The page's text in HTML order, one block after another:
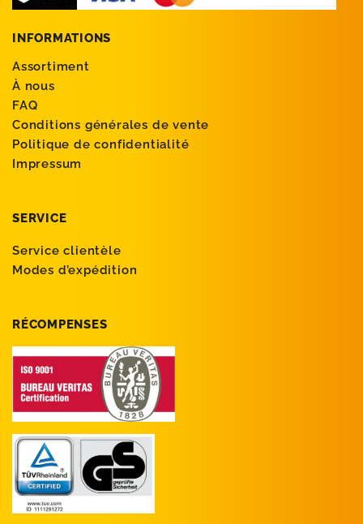
INFORMATIONS
Assortiment
À nous
FAQ
Conditions générales de vente
Politique de confidentialité
Impressum
SERVICE
Service clientèle
Modes d’expédition
RÉCOMPENSES